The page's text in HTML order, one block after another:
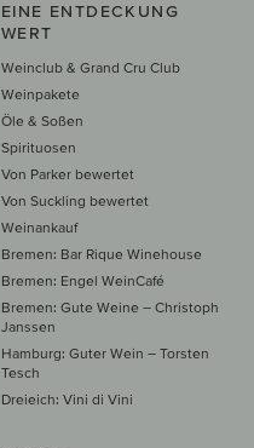
EINE ENTDECKUNG
WERT
Weinclub & Grand Cru Club
Weinpakete
Öle & Soßen
Spirituosen
Von Parker bewertet
Von Suckling bewertet
Weinankauf
Bremen: Bar Rique Winehouse
Bremen: Engel WeinCafé
Bremen: Gute Weine – Christoph
Janssen
Hamburg: Guter Wein – Torsten
Tesch
Dreieich: Vini di Vini